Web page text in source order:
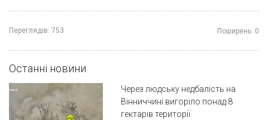
Переглядів: 753 Поширень: 0
Останні новини
Через людську недбалість на
Вінниччині вигоріло понад 8
гектарів території